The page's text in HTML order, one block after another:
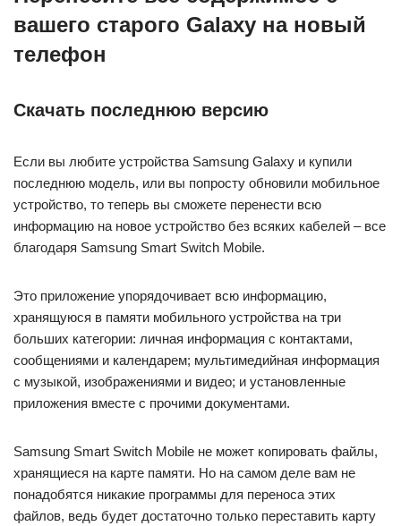
вашего старого Galaxy на новый
телефон
Скачать последнюю версию
Если вы любите устройства Samsung Galaxy и купили
последнюю модель, или вы попросту обновили мобильное
устройство, то теперь вы сможете перенести всю
информацию на новое устройство без всяких кабелей – все
благодаря Samsung Smart Switch Mobile.
Это приложение упорядочивает всю информацию,
хранящуюся в памяти мобильного устройства на три
больших категории: личная информация с контактами,
сообщениями и календарем; мультимедийная информация
с музыкой, изображениями и видео; и установленные
приложения вместе с прочими документами.
Samsung Smart Switch Mobile не может копировать файлы,
хранящиеся на карте памяти. Но на самом деле вам не
понадобятся никакие программы для переноса этих
файлов, ведь будет достаточно только переставить карту